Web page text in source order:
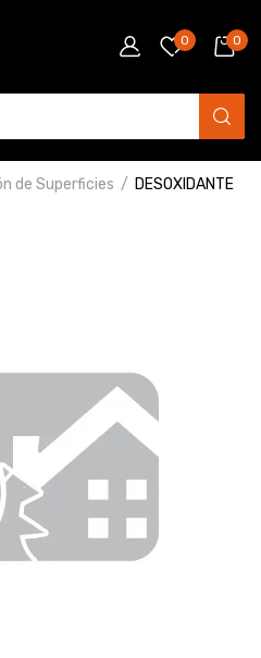
0 0
de Superficies
DESOXIDANTE